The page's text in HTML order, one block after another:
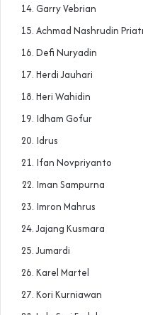
Garry Vebrian
Achmad Nashrudin
Defi Nuryadin
Herdi Jauhari
Heri Wahidin
Idham Gofur
Idrus
Ifan Novpriyanto
Iman Sampurna
Imron Mahrus
Jajang Kusmara
Jumardi
Karel Martel
Kori Kurniawan